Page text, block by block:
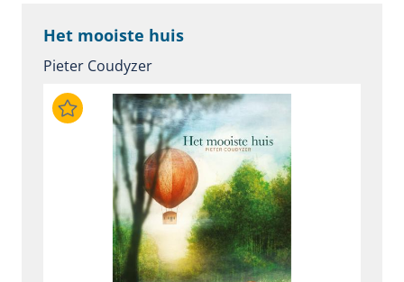
Het mooiste huis
Pieter Coudyzer